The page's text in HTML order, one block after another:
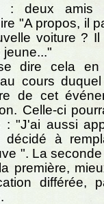
: deux amis
"A propos, il
voiture ?
jeune..."
dire cela en
cours
de cet
Celle-ci
: "J'ai aussi
à
". La
première,
différée,